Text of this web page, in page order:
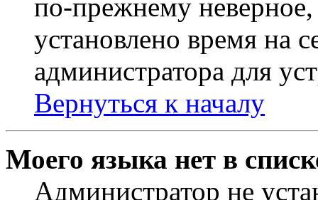
по-прежнему неверное,
установлено время на
администратора для
Вернуться к началу
Моего языка нет в
Администратор не